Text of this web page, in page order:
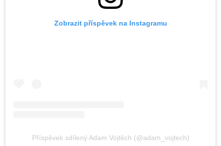
Zobrazit příspěvek na Instagramu
Příspěvek sdílený Adam Vojtěch (@adam_vojtech)